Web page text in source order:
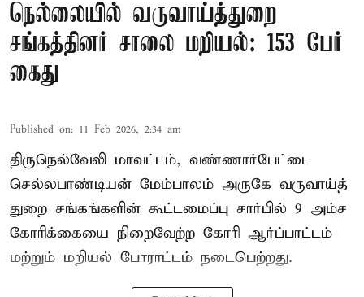
நெல்லையில் வருவாய்த்துறை
சங்கத்தினர் சாலை மறியல்: 153 பேர்
கைது
Published on: 11 Feb 2026, 2:34 am
திருநெல்வேலி மாவட்டம், வண்ணார்பேட்டை
செல்லபாண்டியன் மேம்பாலம் அருகே வருவாய்த்
துறை சங்கங்களின் கூட்டமைப்பு சார்பில் 9 அம்ச
கோரிக்கையை நிறைவேற்ற கோரி ஆர்ப்பாட்டம்
மற்றும் மறியல் போராட்டம் நடைபெற்றது.